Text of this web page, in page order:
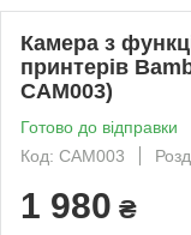
Камера з
принтерів
CAM003)
Готово до відправки
Код: CAM003
1 980 ₴